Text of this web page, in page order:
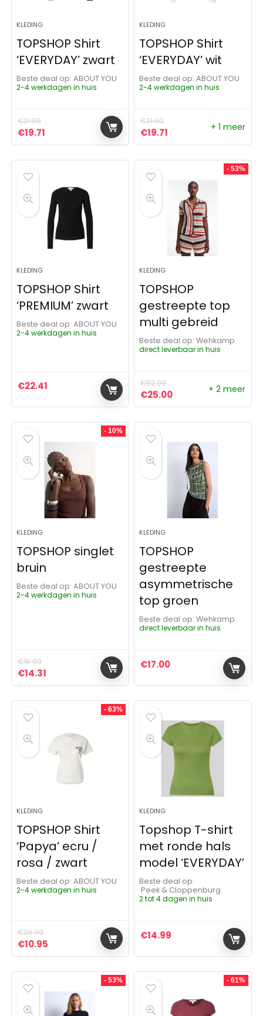
KLEDING
TOPSHOP Shirt
‘EVERYDAY’ zwart
Beste deal op:
ABOUT YOU
2-4 werkdagen in huis
€21.99
Oorspronkelijke prijs was: €21.99.
€19.71 Huidige prijs is: €19.71.
KLEDING
TOPSHOP Shirt
‘EVERYDAY’ wit
Beste deal op:
ABOUT YOU
2-4 werkdagen in huis
€21.90
Oorspronkelijke prijs was:
€19.71 Huidige prijs is:
+ 1 meer
KLEDING
TOPSHOP Shirt
‘PREMIUM’ zwart
Beste deal op:
ABOUT YOU
2-4 werkdagen in huis
€22.41
- 53%
KLEDING
TOPSHOP
gestreepte top
multi gebreid
Beste deal op:
Wehkamp
direct leverbaar in huis
€52.99
Oorspronkelijke prijs was:
€25.00Huidige prijs is:
+ 2 meer
- 10%
KLEDING
TOPSHOP singlet
bruin
Beste deal op:
ABOUT YOU
2-4 werkdagen in huis
€15.90
Oorspronkelijke prijs was: €15.90.
€14.31 Huidige prijs is: €14.31.
KLEDING
TOPSHOP
gestreepte
asymmetrische
top groen
Beste deal op:
Wehkamp
direct leverbaar in huis
€17.00
- 63%
KLEDING
TOPSHOP Shirt
‘Papya’ ecru /
rosa / zwart
Beste deal op:
ABOUT YOU
2-4 werkdagen in huis
€29.99
Oorspronkelijke prijs was: €29.99.
€10.95 Huidige prijs is: €10.95.
KLEDING
Topshop T-shirt
met ronde hals
model ‘EVERYDAY’
Beste deal op:
Peek & Cloppenburg
2 tot 4 dagen in huis
€14.99
- 53% - 61%